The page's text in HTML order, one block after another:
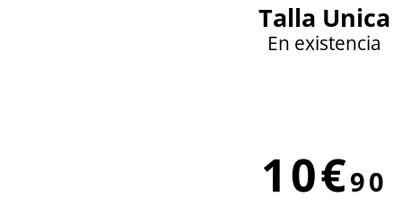
Talla Unica
En existencia
10€90